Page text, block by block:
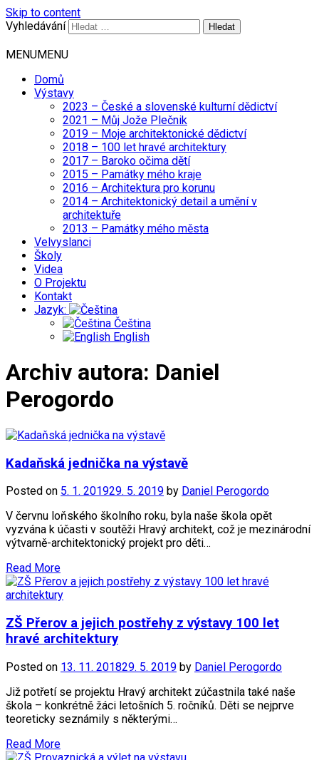
Skip to content
Vyhledávání
MENUMENU
Domů
Výstavy
2023 – České a slovenské kulturní dědictví
2021 – Můj Jože Plečnik
2019 – Moje architektonické dědictví
2018 – 100 let hravé architektury
2017 – Baroko očima dětí
2015 – Památky mého kraje
2016 – Architektura pro korunu
2014 – Architektonický detail a umění v
architektuře
2013 – Památky mého města
Velvyslanci
Školy
Videa
O Projektu
Kontakt
Jazyk:
Čeština
English
Archiv autora: Daniel
Perogordo
Kadaňská jednička na výstavě
Posted on 5. 1. 201929. 5. 2019 by Daniel Perogordo
V červnu loňského školního roku, byla naše škola opět
vyzvána k účasti v soutěži Hravý architekt, což je mezinárodní
výtvarně-architektonický projekt pro děti…
Read More
ZŠ Přerov a jejich postřehy z výstavy 100 let
hravé architektury
Posted on 13. 11. 201829. 5. 2019 by Daniel Perogordo
Již potřetí se projektu Hravý architekt zúčastnila také naše
škola – konkrétně žáci letošních 5. ročníků. Děti se nejprve
teoreticky seznámily s některými…
Read More